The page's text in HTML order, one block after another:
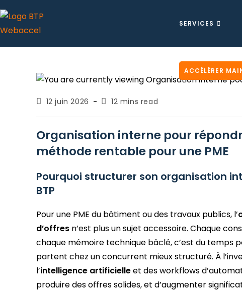
SERVICES
ACCÉLÉRER
12 juin 2026 12 mins read
Organisation interne pour
méthode rentable pour une PME
Pourquoi structurer son organisation
BTP
Pour une PME du bâtiment ou des travaux publics, l’
d’offres n’est plus un sujet accessoire. Chaque
chaque mémoire technique bâclé, c’est du temps
partent chez un concurrent mieux structuré. À
l’intelligence artificielleet des workflows
produire des offres solides, et d’augmenter